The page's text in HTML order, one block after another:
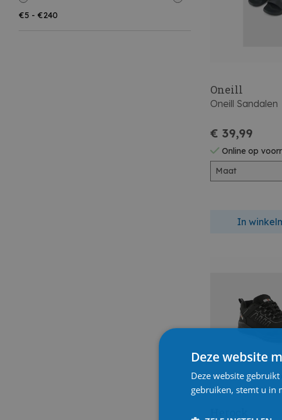
Oneill
Oneill Sandalen
€ 39,99
Online op
Maat
In
Deze website
Deze website
gebruiken, stemt u in